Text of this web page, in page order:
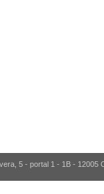
5 - portal 1 - 1B - 12005